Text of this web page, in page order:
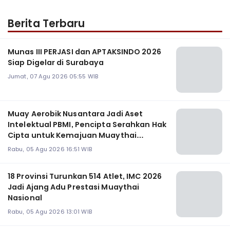
Berita Terbaru
Munas III PERJASI dan APTAKSINDO 2026
Siap Digelar di Surabaya
Jumat, 07 Agu 2026 05:55 WIB
Muay Aerobik Nusantara Jadi Aset
Intelektual PBMI, Pencipta Serahkan Hak
Cipta untuk Kemajuan Muaythai
Indonesia
Rabu, 05 Agu 2026 16:51 WIB
18 Provinsi Turunkan 514 Atlet, IMC 2026
Jadi Ajang Adu Prestasi Muaythai
Nasional
Rabu, 05 Agu 2026 13:01 WIB